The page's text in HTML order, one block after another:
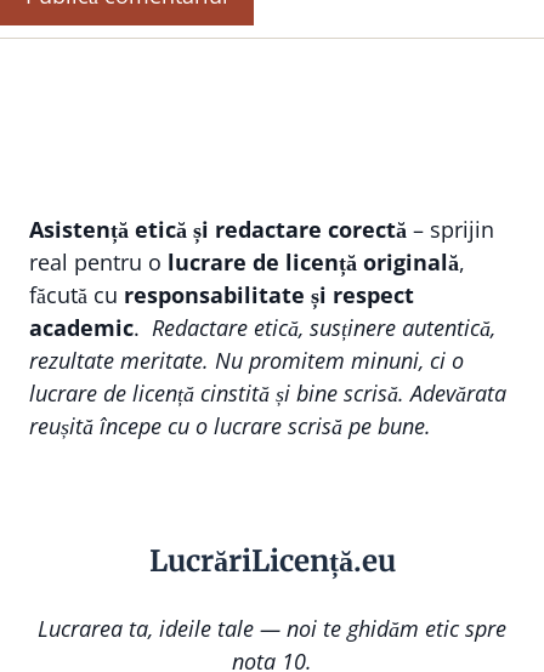
Asistență etică și redactare corectă – sprijin
real pentru o lucrare de licență originală,
făcută cu responsabilitate și respect
academic. Redactare etică, susținere autentică,
rezultate meritate. Nu promitem minuni, ci o
lucrare de licență cinstită și bine scrisă. Adevărata
reușită începe cu o lucrare scrisă pe bune.
LucrăriLicență.eu
Lucrarea ta, ideile tale — noi te ghidăm etic spre
nota 10.